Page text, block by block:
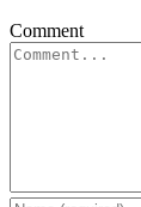
Comment